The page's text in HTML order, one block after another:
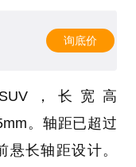
询底价
，长宽高
。轴距已超过
悬长轴距设计。